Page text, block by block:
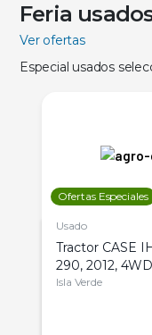
Feria
Ver ofertas
Especial usados
Ofertas Especiales
Usado
Tractor CASE
290, 2012,
Isla Verde